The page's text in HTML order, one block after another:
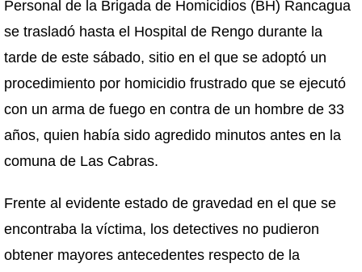
Personal de la Brigada de Homicidios (BH) Rancagua
se trasladó hasta el Hospital de Rengo durante la
tarde de este sábado, sitio en el que se adoptó un
procedimiento por homicidio frustrado que se ejecutó
con un arma de fuego en contra de un hombre de 33
años, quien había sido agredido minutos antes en la
comuna de Las Cabras.
Frente al evidente estado de gravedad en el que se
encontraba la víctima, los detectives no pudieron
obtener mayores antecedentes respecto de la